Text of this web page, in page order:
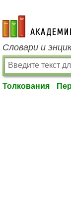
academic.ru
Словари и
Толкования